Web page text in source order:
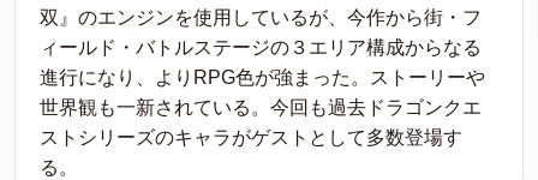
双』のエンジンを使用しているが、今作から街・フ
ィールド・バトルステージの３エリア構成からなる
進行になり、よりRPG色が強まった。ストーリーや
世界観も一新されている。今回も過去ドラゴンクエ
ストシリーズのキャラがゲストとして多数登場す
る。